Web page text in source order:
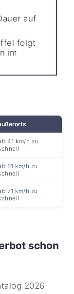
auf
folgt
im
41 km/h zu
61 km/h zu
71 km/h zu
schon
2026